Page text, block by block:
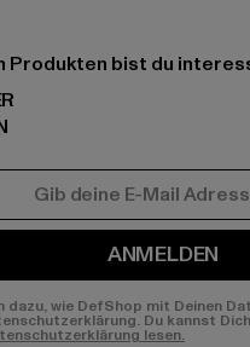
Produkten bist du
ANMELDEN
dazu, wie DefShop mit Deinen
Du kannst
lesen.